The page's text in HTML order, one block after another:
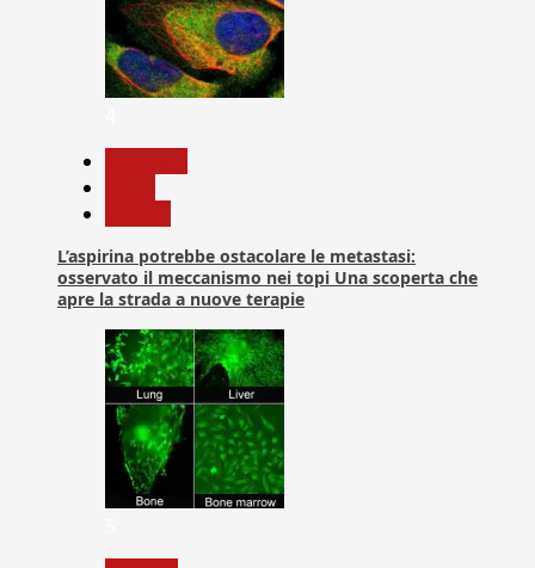
L’aspirina potrebbe ostacolare le metastasi:
osservato il meccanismo nei topi Una scoperta che
apre la strada a nuove terapie